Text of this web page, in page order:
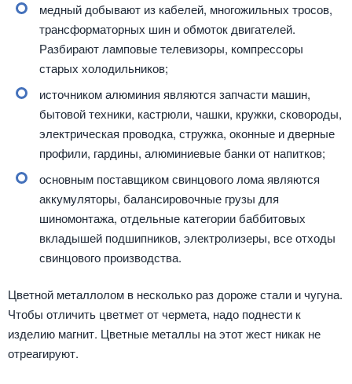
медный добывают из кабелей, многожильных тросов,
трансформаторных шин и обмоток двигателей.
Разбирают ламповые телевизоры, компрессоры
старых холодильников;
источником алюминия являются запчасти машин,
бытовой техники, кастрюли, чашки, кружки, сковороды,
электрическая проводка, стружка, оконные и дверные
профили, гардины, алюминиевые банки от напитков;
основным поставщиком свинцового лома являются
аккумуляторы, балансировочные грузы для
шиномонтажа, отдельные категории баббитовых
вкладышей подшипников, электролизеры, все отходы
свинцового производства.
Цветной металлолом в несколько раз дороже стали и чугуна.
Чтобы отличить цветмет от чермета, надо поднести к
изделию магнит. Цветные металлы на этот жест никак не
отреагируют.